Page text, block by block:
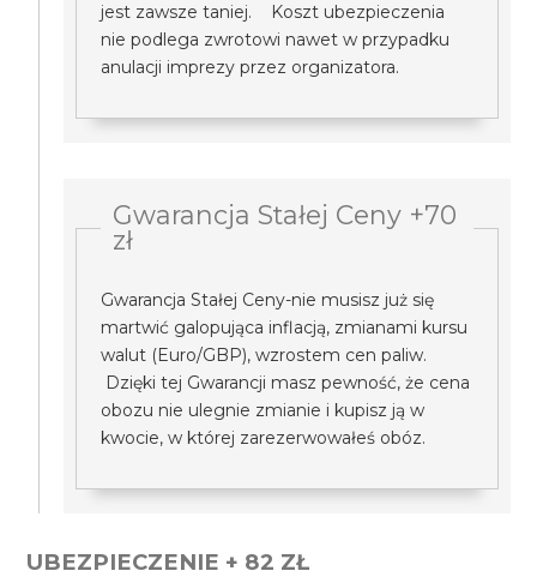
jest zawsze taniej. Koszt ubezpieczenia
nie podlega zwrotowi nawet w przypadku
anulacji imprezy przez organizatora.
Gwarancja Stałej Ceny +70
zł
Gwarancja Stałej Ceny-nie musisz już się
martwić galopująca inflacją, zmianami kursu
walut (Euro/GBP), wzrostem cen paliw.
Dzięki tej Gwarancji masz pewność, że cena
obozu nie ulegnie zmianie i kupisz ją w
kwocie, w której zarezerwowałeś obóz.
UBEZPIECZENIE + 82 ZŁ